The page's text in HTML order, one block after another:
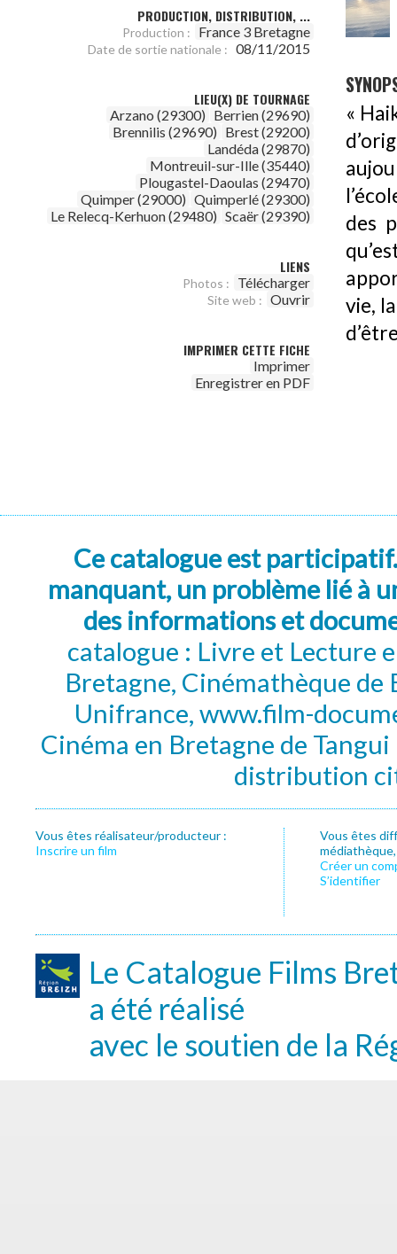
PRODUCTION, DISTRIBUTION, ...
Production : France 3 Bretagne
Date de sortie nationale : 08/11/2015
LIEU(X) DE TOURNAGE
Arzano (29300) Berrien (29690)
Brennilis (29690) Brest (29200)
Landéda (29870)
Montreuil-sur-Ille (35440)
Plougastel-Daoulas (29470)
Quimper (29000) Quimperlé (29300)
Le Relecq-Kerhuon (29480) Scaër (29390)
LIENS
Photos : Télécharger
Site web : Ouvrir
IMPRIMER CETTE FICHE
Imprimer
Enregistrer en PDF
«
des
vie,
Ce catalogue est
manquant, un problème lié à
des informations et
catalogue : Livre et Lecture
Bretagne, Cinémathèque de
Unifrance, www.film-
Cinéma en Bretagne de
distribution
Vous êtes réalisateur/producteur :
Inscrire un film
Vous êtes
Créer un
S’identifier
Le Catalogue Films
a été réalisé
avec le soutien de la